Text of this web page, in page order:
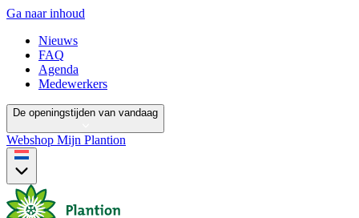
Ga naar inhoud
Nieuws
FAQ
Agenda
Medewerkers
De openingstijden van vandaag
Webshop Mijn Plantion